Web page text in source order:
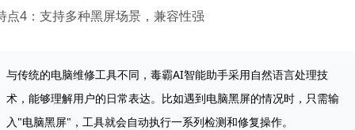
点4：支持多种黑屏场景，兼容性强
与传统的电脑维修工具不同，毒霸AI智能助手采用自然语言处理技
术，能够理解用户的日常表达。比如遇到电脑黑屏的情况时，只需输
入"电脑黑屏"，工具就会自动执行一系列检测和修复操作。